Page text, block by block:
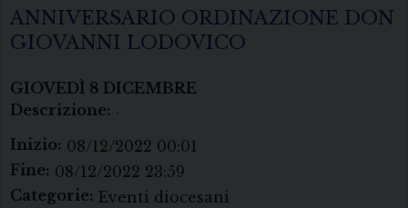
ANNIVERSARIO ORDINAZIONE DON
GIOVANNI LODOVICO
GIOVEDÌ 8 DICEMBRE
Descrizione: .
Inizio: 08/12/2022 00:01
Fine: 08/12/2022 23:59
Categorie: Eventi diocesani